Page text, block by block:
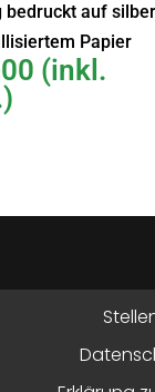
bedruckt auf silber
Papier
(inkl.